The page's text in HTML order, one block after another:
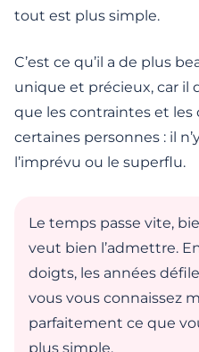
tout est plus simple.
C’est ce qu’il a de plus
unique et précieux, car il
que les contraintes et
certaines personnes : il
l’imprévu ou le superflu.
Le temps passe vite,
veut bien l’admettre.
doigts, les années
vous vous connaissez
parfaitement ce que
plus simple.